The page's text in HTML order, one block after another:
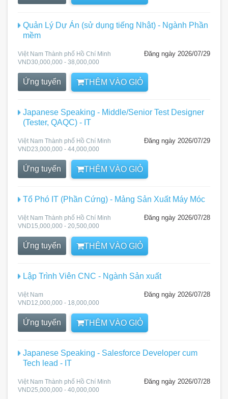
Quản Lý Dự Án (sử dụng tiếng Nhật) - Ngành Phần
mềm
Đăng ngày 2026/07/29
Việt Nam Thành phố Hồ Chí Minh
VND30,000,000 - 38,000,000
Ứng tuyển THÊM VÀO GIỎ
Japanese Speaking - Middle/Senior Test Designer
(Tester, QAQC) - IT
Đăng ngày 2026/07/29
Việt Nam Thành phố Hồ Chí Minh
VND23,000,000 - 44,000,000
Ứng tuyển THÊM VÀO GIỎ
Tổ Phó IT (Phần Cứng) - Mảng Sản Xuất Máy Móc
Đăng ngày 2026/07/28
Việt Nam Thành phố Hồ Chí Minh
VND15,000,000 - 20,500,000
Ứng tuyển THÊM VÀO GIỎ
Lập Trình Viên CNC - Ngành Sản xuất
Đăng ngày 2026/07/28
Việt Nam
VND12,000,000 - 18,000,000
Ứng tuyển THÊM VÀO GIỎ
Japanese Speaking - Salesforce Developer cum
Tech lead - IT
Đăng ngày 2026/07/28
Việt Nam Thành phố Hồ Chí Minh
VND25,000,000 - 40,000,000